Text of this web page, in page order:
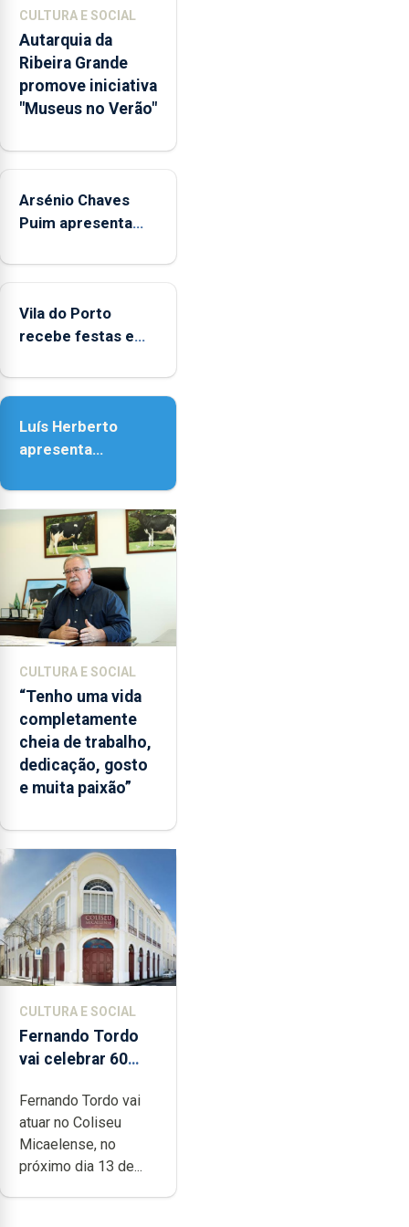
integrados
na
Rede
Municipal
de
aos
durante
o
de
entre
as
e
as
18h00.
CULTURA E SOCIAL
Autarquia da
Ribeira Grande
promove iniciativa
"Museus no Verão"
Arsénio Chaves
Puim apresenta
de Vila do Porto
Vila do Porto
recebe festas em
Senhora da
Luís Herberto
apresenta
Paisagem’
CULTURA E SOCIAL
“Tenho uma vida
completamente
cheia de trabalho,
dedicação, gosto
e muita paixão”
CULTURA E SOCIAL
Fernando Tordo
vai celebrar 60
no Coliseu
Micaelense
Fernando Tordo vai
atuar no Coliseu
Micaelense, no
próximo dia 13 de...